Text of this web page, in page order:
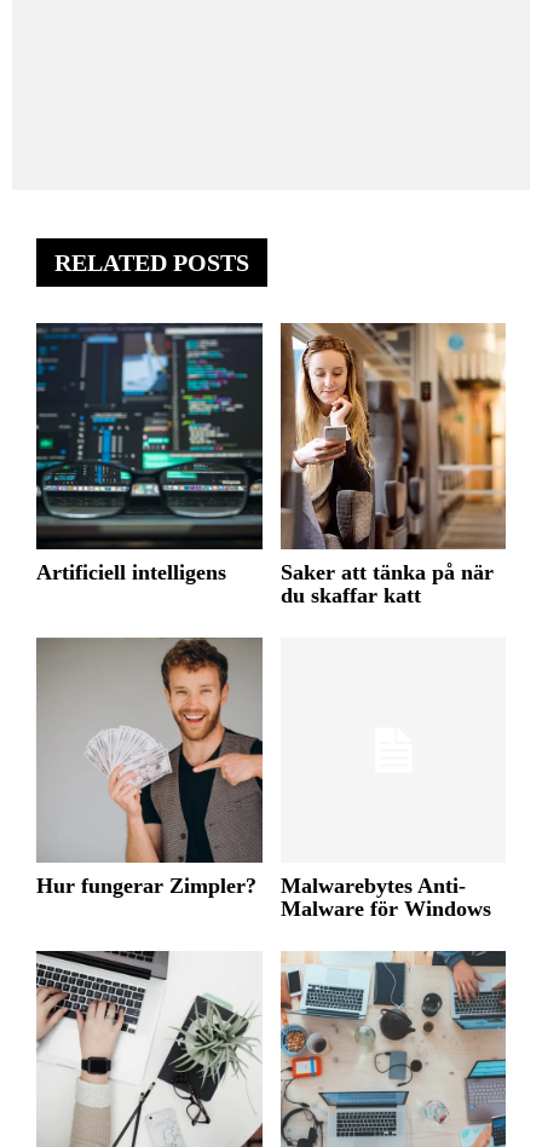
RELATED POSTS
Artificiell intelligens
Saker att tänka på när
du skaffar katt
Hur fungerar Zimpler?
Malwarebytes Anti-
Malware för Windows